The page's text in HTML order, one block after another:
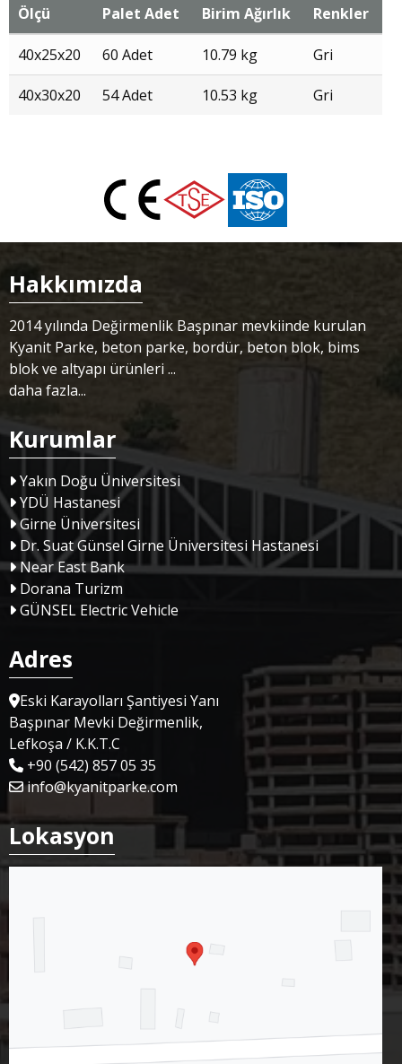
Ölçü Palet Adet Birim Ağırlık Renkler
40x25x20 60 Adet 10.79 kg Gri
40x30x20 54 Adet 10.53 kg Gri
Hakkımızda
2014 yılında Değirmenlik Başpınar mevkiinde kurulan
Kyanit Parke, beton parke, bordür, beton blok, bims
blok ve altyapı ürünleri ...
daha fazla...
Kurumlar
Yakın Doğu Üniversitesi
YDÜ Hastanesi
Girne Üniversitesi
Dr. Suat Günsel Girne Üniversitesi Hastanesi
Near East Bank
Dorana Turizm
GÜNSEL Electric Vehicle
Adres
Eski Karayolları Şantiyesi Yanı
Başpınar Mevki Değirmenlik,
Lefkoşa / K.K.T.C
+90 (542) 857 05 35
info@kyanitparke.com
Lokasyon